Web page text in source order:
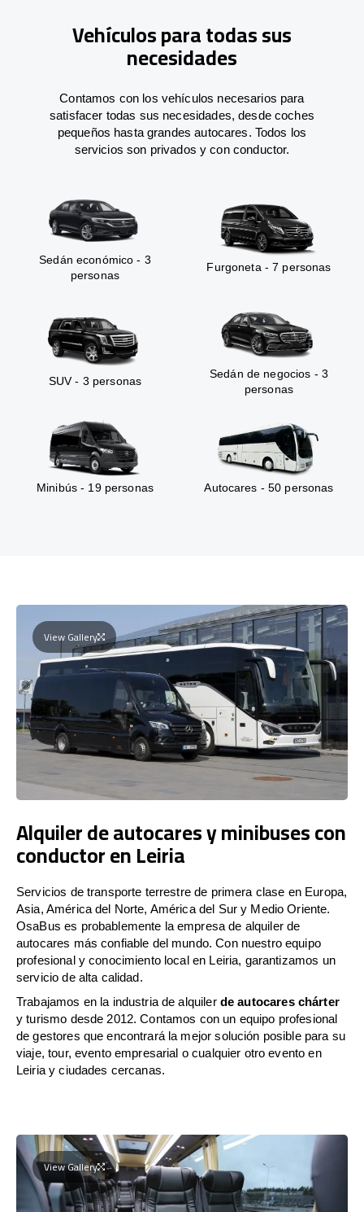
Vehículos para todas sus
necesidades
Contamos con los vehículos necesarios para
satisfacer todas sus necesidades, desde coches
pequeños hasta grandes autocares. Todos los
servicios son privados y con conductor.
Sedán económico - 3
personas
Furgoneta - 7 personas
SUV - 3 personas
Sedán de negocios - 3
personas
Minibús - 19 personas Autocares - 50 personas
View Gallery
Alquiler de autocares y minibuses con
conductor en Leiria
Servicios de transporte terrestre de primera clase en Europa,
Asia, América del Norte, América del Sur y Medio Oriente.
OsaBus es probablemente la empresa de alquiler de
autocares más confiable del mundo. Con nuestro equipo
profesional y conocimiento local en Leiria, garantizamos un
servicio de alta calidad.
Trabajamos en la industria de alquiler de autocares chárter
y turismo desde 2012. Contamos con un equipo profesional
de gestores que encontrará la mejor solución posible para su
viaje, tour, evento empresarial o cualquier otro evento en
Leiria y ciudades cercanas.
View Gallery